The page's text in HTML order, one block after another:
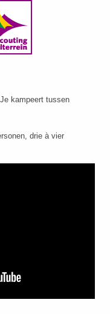
kampeert tussen
drie à vier